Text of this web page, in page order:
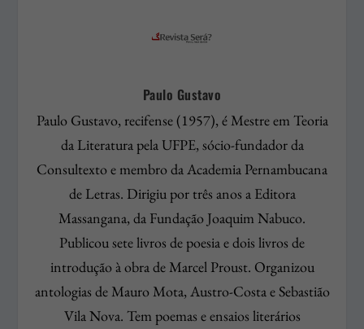
Paulo Gustavo
Paulo Gustavo, recifense (1957), é Mestre em Teoria
da Literatura pela UFPE, sócio-fundador da
Consultexto e membro da Academia Pernambucana
de Letras. Dirigiu por três anos a Editora
Massangana, da Fundação Joaquim Nabuco.
Publicou sete livros de poesia e dois livros de
introdução à obra de Marcel Proust. Organizou
antologias de Mauro Mota, Austro-Costa e Sebastião
Vila Nova. Tem poemas e ensaios literários